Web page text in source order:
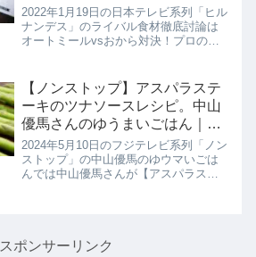
材徹底討論｜1月19日
2022年1月19日の日本テレビ系列「ヒル
ナンデス」のライバル食材徹底討論は
オートミールvsおから対決！プロのオ
チーズ煮】の作り方をたっきーママさ
んが教えてくれたので詳しく...
【ノンストップ】アスパラステ
ーキのツナソースレシピ。中山
優馬さんのゆうまいごはん｜5
月10日
2024年5月10日のフジテレビ系列「ノン
ストップ」の中山優馬のゆウマいごは
んでは中山優馬さんが【アスパラステ
スポンサーリンク